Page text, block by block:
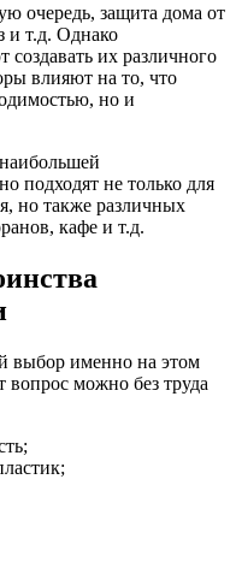
очередь, защита дома от
и т.д. Однако
их различного
влияют на то, что
но и
подходят не только для
но также различных
кафе и т.д.
выбор именно на этом
вопрос можно без труда